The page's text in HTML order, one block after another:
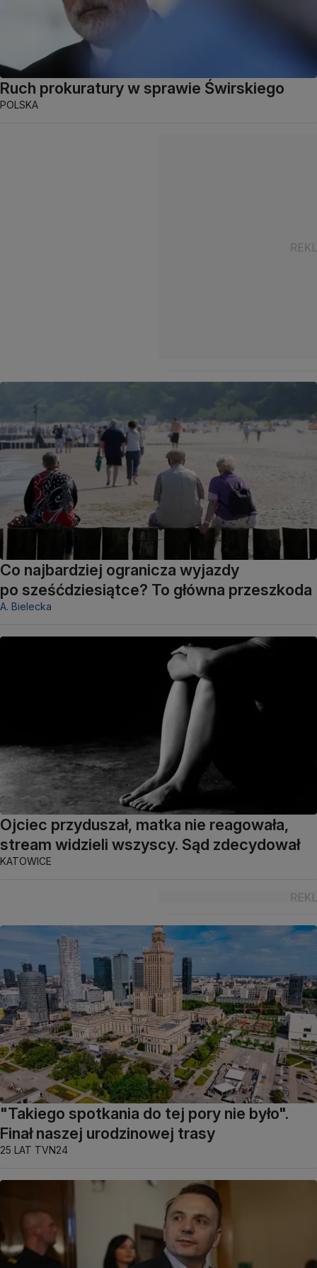
Ruch prokuratury w sprawie Świrskiego
POLSKA
Co najbardziej ogranicza wyjazdy
po sześćdziesiątce? To główna przeszkoda
A. Bielecka
Ojciec przyduszał, matka nie reagowała,
stream widzieli wszyscy. Sąd zdecydował
KATOWICE
"Takiego spotkania do tej pory nie było".
Finał naszej urodzinowej trasy
25 LAT TVN24